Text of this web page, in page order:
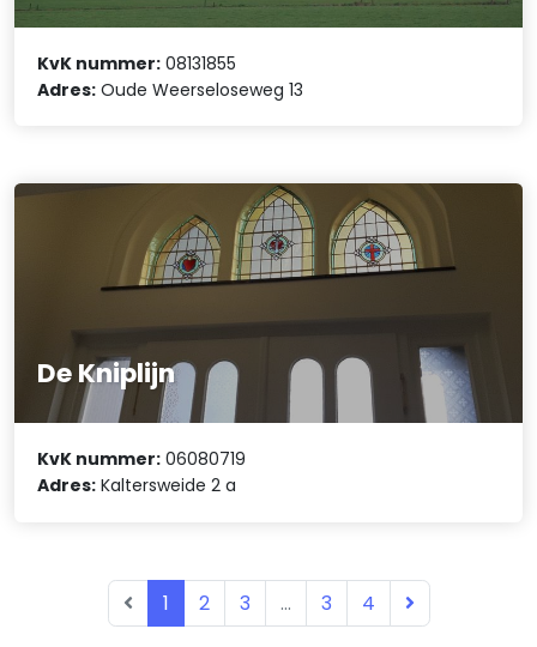
KvK nummer: 08131855
Adres: Oude Weerseloseweg 13
De Kniplijn
KvK nummer: 06080719
Adres: Kaltersweide 2 a
1 2 3 ... 3 4